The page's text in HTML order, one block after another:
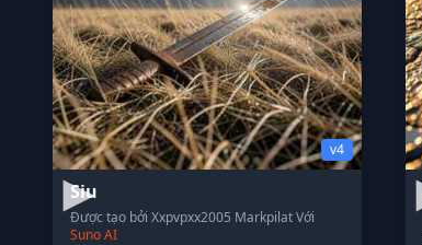
v4
Siu
Được tạo bởi Xxpvpxx2005 Markpilat Với
Suno AI